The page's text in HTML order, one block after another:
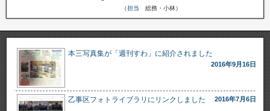
10 16 日
上蔦木
先達
10
10 23 日
（担当 総務・小林）
本三写真集が「週刊すわ」に紹介されました
2016年9月16日
乙事区フォトライブラリにリンクしました 2016年7月6日